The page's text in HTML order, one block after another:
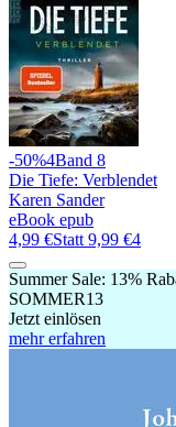
-50%4Band 8
Die Tiefe: Verblendet
Karen Sander
eBook epub
4,99 €Statt 9,99 €4
Summer Sale: 13%
SOMMER13
Jetzt einlösen
mehr erfahren